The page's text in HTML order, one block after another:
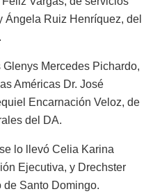
Ángela Ruiz Henríquez, del
Mercedes Pichardo,
Américas Dr. José
Encarnación Veloz, de
del DA.
lo llevó Celia Karina
Ejecutiva, y Drechster
Santo Domingo.